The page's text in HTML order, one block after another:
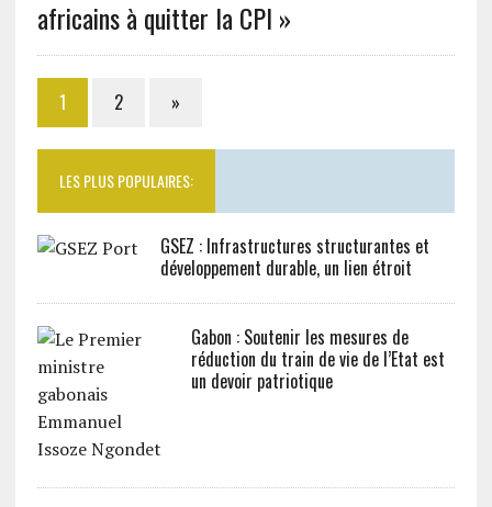
africains à quitter la CPI »
1 2 »
LES PLUS POPULAIRES:
GSEZ : Infrastructures structurantes et
développement durable, un lien étroit
Gabon : Soutenir les mesures de
réduction du train de vie de l’Etat est
un devoir patriotique